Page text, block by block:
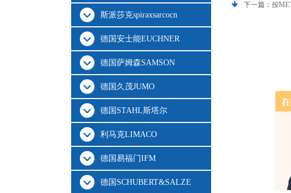
斯派莎克spiraxsarcocn
德国安士能EUCHNER
德国萨姆森SAMSON
德国久茂JUMO
德国STAHL斯塔尔
利马克LIMACO
德国易福门IFM
德国SCHUBERT&SALZE
下一篇： 按